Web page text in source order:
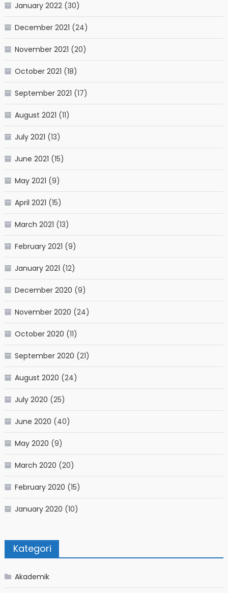
January 2022(30)
December 2021 (24)
November 2021 (20)
October 2021 (18)
September 2021 (17)
August 2021 (11)
July 2021 (13)
June 2021 (15)
May 2021 (9)
April 2021 (15)
March 2021 (13)
February 2021 (9)
January 2021 (12)
December 2020 (9)
November 2020 (24)
October 2020 (11)
September 2020 (21)
August 2020 (24)
July 2020 (25)
June 2020 (40)
May 2020 (9)
March 2020 (20)
February 2020 (15)
January 2020 (10)
Kategori
Akademik